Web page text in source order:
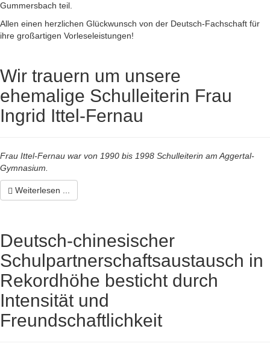
Gummersbach teil.
Allen einen herzlichen Glückwunsch von der Deutsch-Fachschaft für
ihre großartigen Vorleseleistungen!
Wir trauern um unsere
ehemalige Schulleiterin Frau
Ingrid Ittel-Fernau
Frau Ittel-Fernau war von 1990 bis 1998 Schulleiterin am Aggertal-
Gymnasium.
Weiterlesen ...
Deutsch-chinesischer
Schulpartnerschaftsaustausch in
Rekordhöhe besticht durch
Intensität und
Freundschaftlichkeit